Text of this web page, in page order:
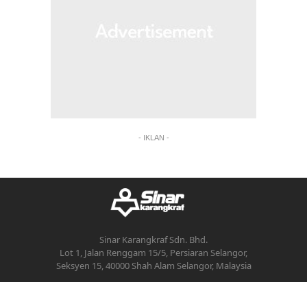
- IKLAN -
Sinar Karangkraf Sdn. Bhd.
Lot 1, Jalan Renggam 15/5, Persiaran Selangor,
Seksyen 15, 40000 Shah Alam Selangor, Malaysia